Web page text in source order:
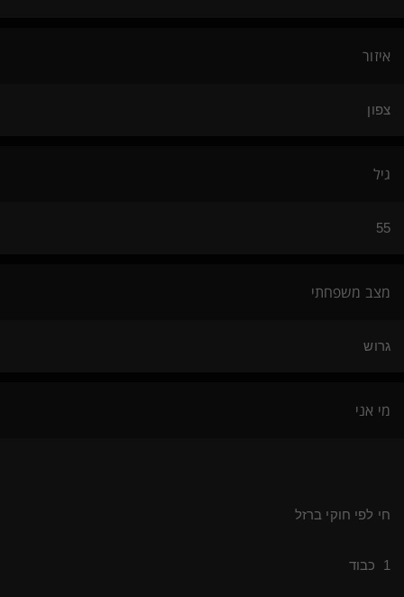
איזור
צפון
גיל
55
מצב משפחתי
גרוש
מי אני
חי לפי חוקי ברזל
1 כבוד